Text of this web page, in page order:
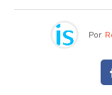
Por